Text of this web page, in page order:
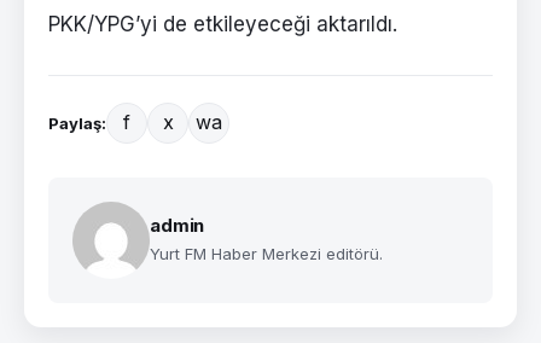
PKK/YPG’yi de etkileyeceği aktarıldı.
Paylaş: f x wa
admin
Yurt FM Haber Merkezi editörü.